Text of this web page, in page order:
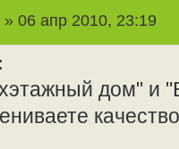
» 06 апр 2010, 23:19
дом" и